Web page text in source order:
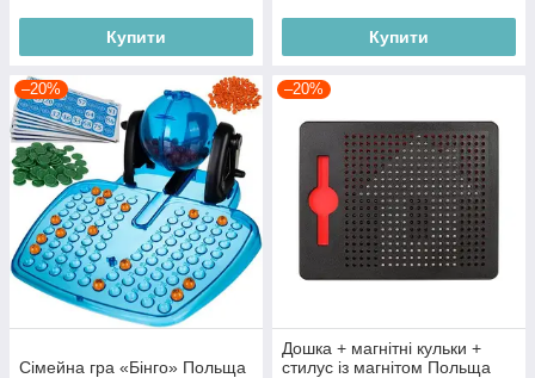
Купити Купити
–20%
Сімейна гра «Бінго» Польща
–20%
Дошка + магнітні кульки +
стилус із магнітом Польща